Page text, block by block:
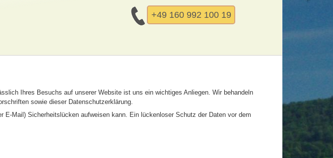
+49 160 992 100 19
Ihres Besuchs auf unserer Website ist uns ein wichtiges Anliegen. Wir behandeln
sowie dieser Datenschutzerklärung.
Mail) Sicherheitslücken aufweisen kann. Ein lückenloser Schutz der Daten vor dem